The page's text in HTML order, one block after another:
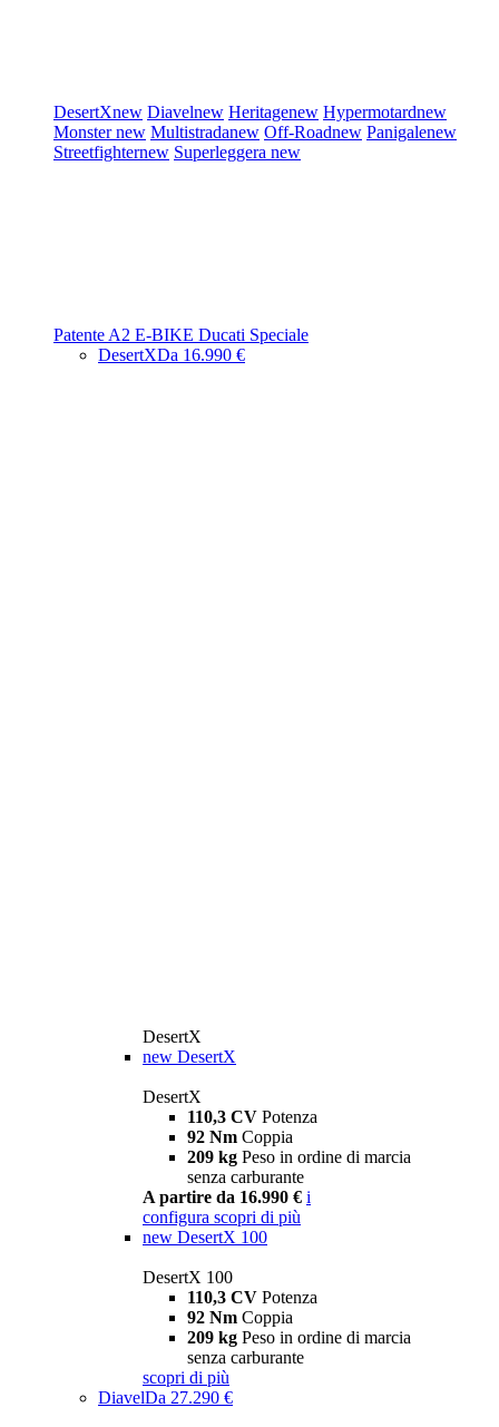
DesertXnew Diavelnew Heritagenew Hypermotardnew
Monsternew Multistradanew Off-Roadnew Panigalenew
Streetfighternew Superleggera new
Patente A2 E-BIKE Ducati Speciale
DesertXDa 16.990 €
DesertX
new DesertX
DesertX
110,3 CV Potenza
92 Nm Coppia
209 kg Peso in ordine di marcia
senza carburante
A partire da 16.990 € i
configura scopri di più
new DesertX 100
DesertX 100
110,3 CV Potenza
92 Nm Coppia
209 kg Peso in ordine di marcia
senza carburante
scopri di più
DiavelDa 27.290 €